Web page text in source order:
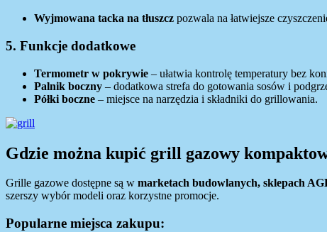
Wyjmowana tacka na tłuszcz pozwala na łatwiejsze
5. Funkcje dodatkowe
Termometr w pokrywie – ułatwia kontrolę temperatury bez
Palnik boczny – dodatkowa strefa do gotowania sosów i
Półki boczne – miejsce na narzędzia i składniki do grillowania.
Gdzie można kupić grill gazowy
Grille gazowe dostępne są w marketach budowlanych, sklepach
szerszy wybór modeli oraz korzystne promocje.
Popularne miejsca zakupu: